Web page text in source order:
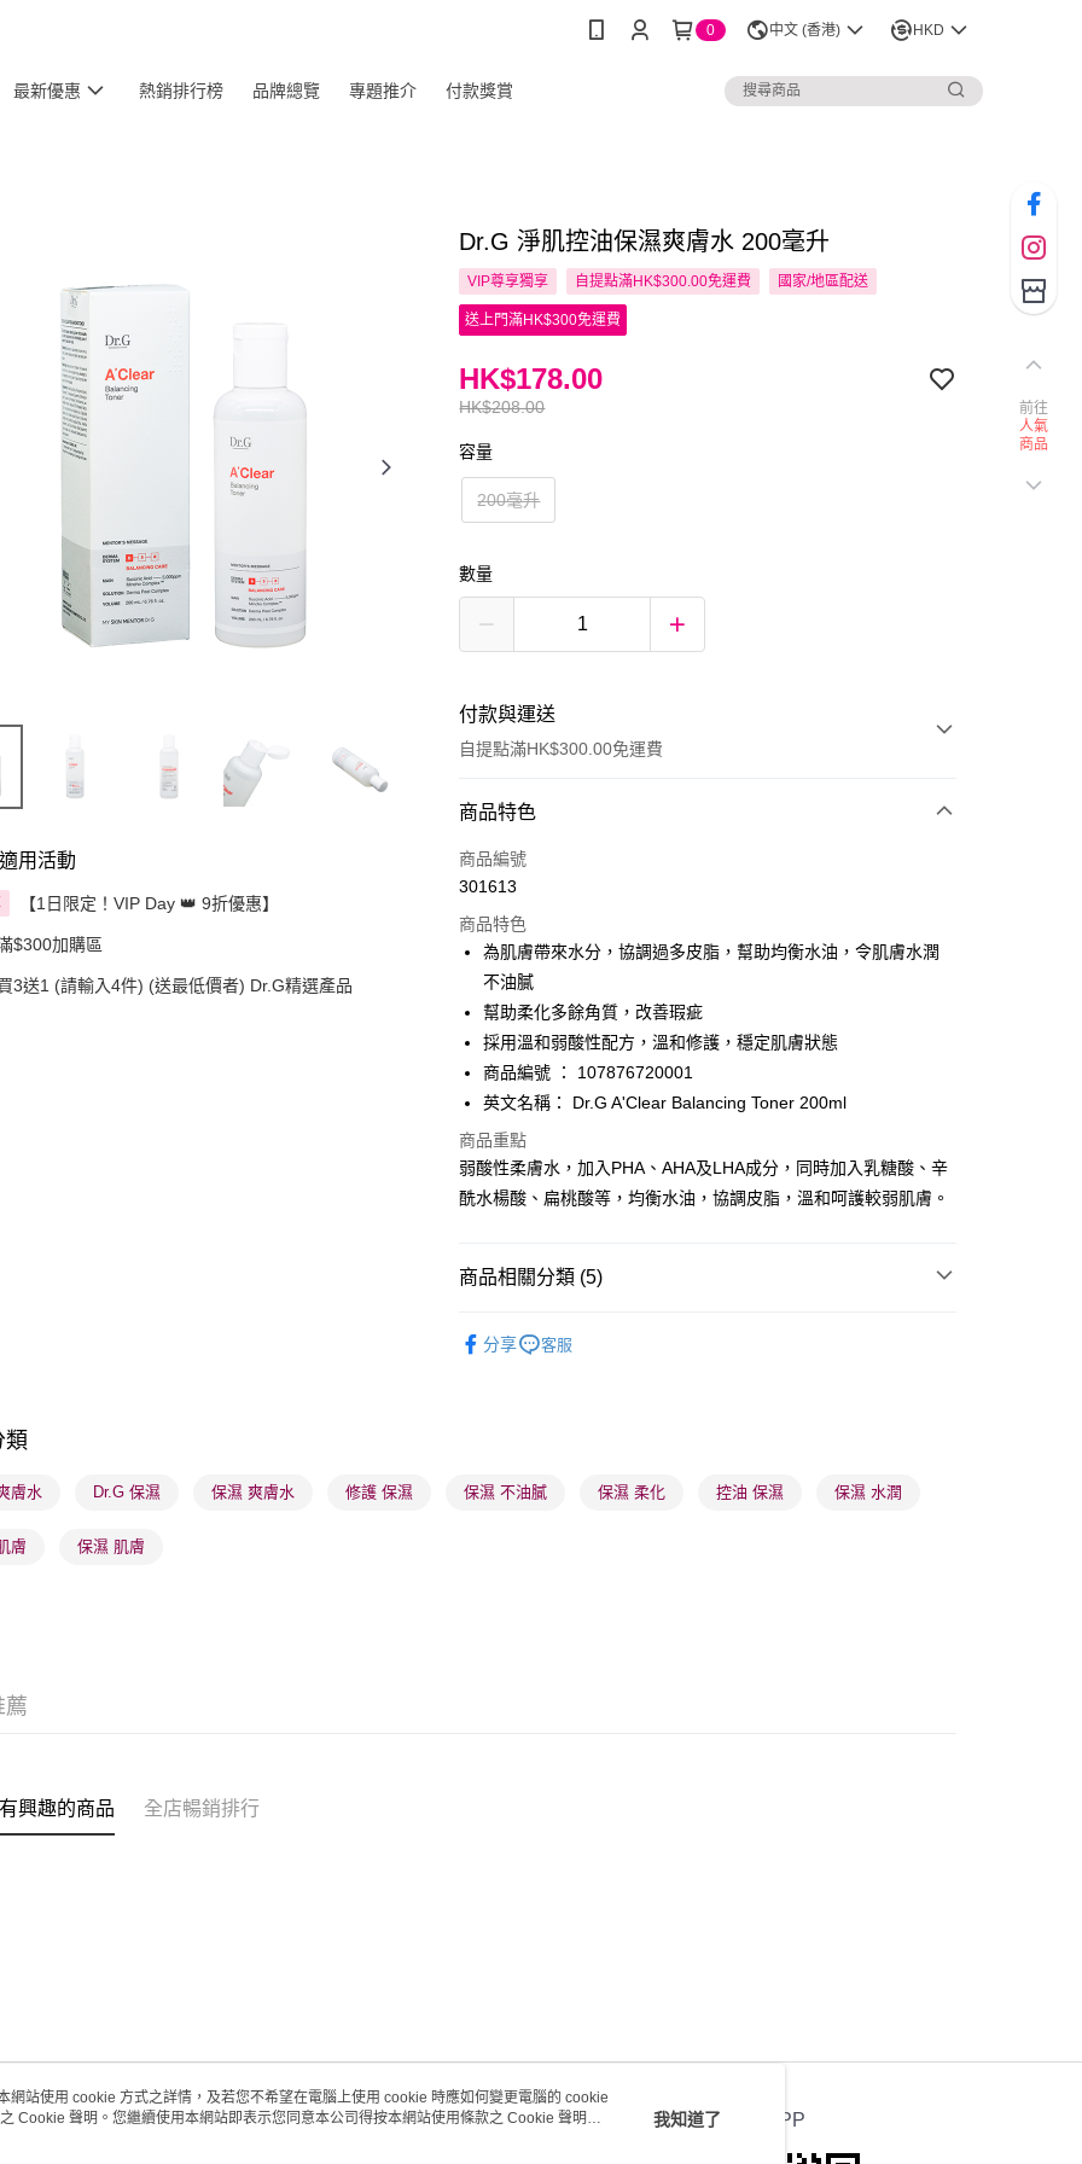
0 中文 (香港) HKD
最新優惠 熱銷排行榜 品牌總覽 專題推介 付款獎賞
用活動
【1日限定！VIP Day 👑 9折優惠】
$300加購區
3送1 (請輸入4件) (送最低價者) Dr.G精選產品
Dr.G 淨肌控油保濕爽膚水 200毫升
VIP尊享獨享 自提點滿HK$300.00免運費 國家/地區配送
送上門滿HK$300免運費
HK$208.00
HK$178.00
容量
200毫升
數量
付款與運送
自提點滿HK$300.00免運費
付款方式
信用卡
AlipayHK
PayMe
WeChat Pay
BoC Pay
送貨方式
順豐自助櫃 - 確認發貨後1-3個工作天送達
順豐站及營業點 - 確認發貨後1-3個工作天送達
確認發貨後1-3 工作天送達，訂單將隨機分配至SF順豐速運或京東
取。逾期會取消訂單，並不會安排重寄
商品特色
商品編號
301613
商品特色
為肌膚帶來水分，協調過多皮脂，幫助均衡水油，令肌膚水潤
不油膩
幫助柔化多餘角質，改善瑕疵
採用溫和弱酸性配方，溫和修護，穩定肌膚狀態
商品編號 ： 107876720001
英文名稱： Dr.G A'Clear Balancing Toner 200ml
商品重點
弱酸性柔膚水，加入PHA、AHA及LHA成分，同時加入乳糖酸、辛
酰水楊酸、扁桃酸等，均衡水油，協調皮脂，溫和呵護較弱肌膚。
商品相關分類 (5)
莎莎獨家品牌✨ 韓系品牌 全部產品
分享 客服
類
膚水 Dr.G 保濕 保濕 爽膚水 修護 保濕 保濕 不油膩 保濕 柔化 控油 保濕 保濕 水潤
膚 保濕 肌膚
薦
興趣的商品 全店暢銷排行
關於我們 客戶服務 官方APP
前往
人氣
商品
網站使用 cookie 方式之詳情，及若您不希望在電腦上使用 cookie 時應如何變更電腦的 cookie
之 Cookie 聲明。您繼續使用本網站即表示您同意本公司得按本網站使用條款之 Cookie 聲明使
我知道了